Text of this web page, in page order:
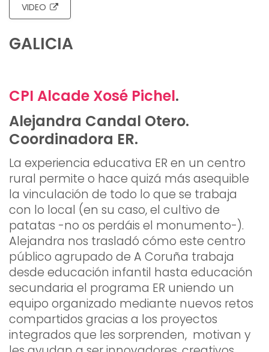
VIDEO
GALICIA
CPI Alcade Xosé Pichel.
Alejandra Candal Otero.
Coordinadora ER.
La experiencia educativa ER en un centro
rural permite o hace quizá más asequible
la vinculación de todo lo que se trabaja
con lo local (en su caso, el cultivo de
patatas -no os perdáis el monumento-).
Alejandra nos trasladó cómo este centro
público agrupado de A Coruña trabaja
desde educación infantil hasta educación
secundaria el programa ER uniendo un
equipo organizado mediante nuevos retos
compartidos gracias a los proyectos
integrados que les sorprenden, motivan y